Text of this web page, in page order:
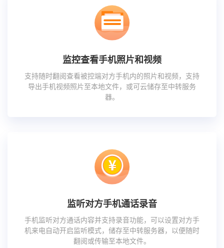
监控查看手机照片和视频
支持随时翻阅查看被控端对方手机内的照片和视频，支持
导出手机视频照片至本地文件，或可云储存至中转服务
器。
监听对方手机通话录音
手机监听对方通话内容并支持录音功能，可以设置对方手
机来电自动开启监听模式，储存至中转服务器，以便随时
翻阅或传输至本地文件。